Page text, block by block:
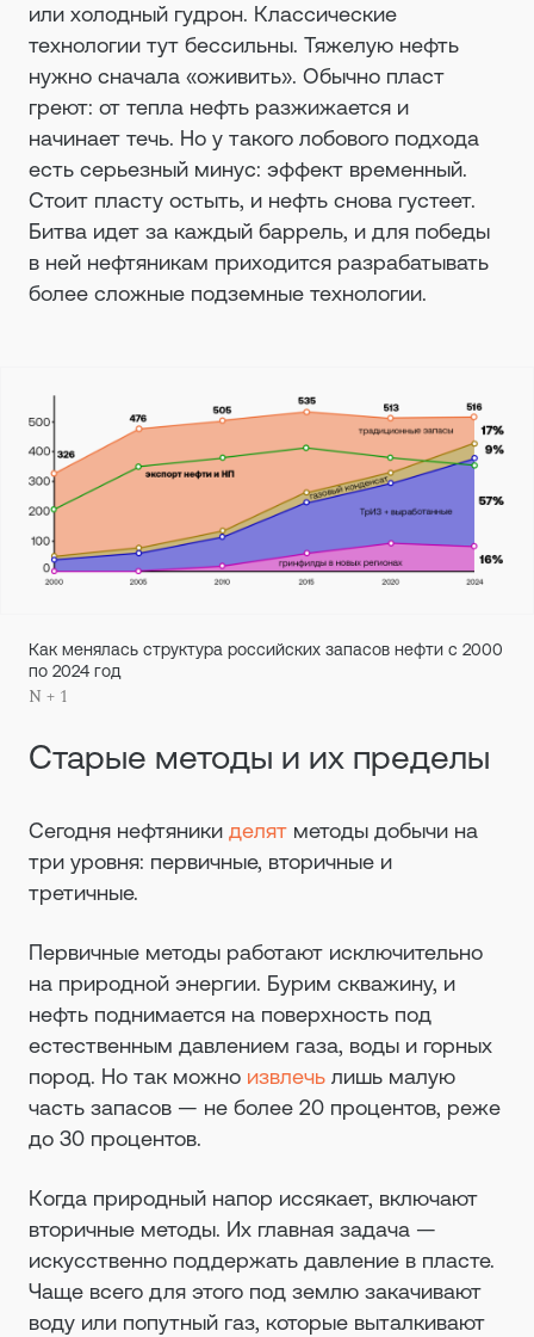
или холодный гудрон. Классические
технологии тут бессильны. Тяжелую нефть
нужно сначала «оживить». Обычно пласт
греют: от тепла нефть разжижается и
начинает течь. Но у такого лобового подхода
есть серьезный минус: эффект временный.
Стоит пласту остыть, и нефть снова густеет.
Битва идет за каждый баррель, и для победы
в ней нефтяникам приходится разрабатывать
более сложные подземные технологии.
Как менялась структура российских запасов нефти с 2000
по 2024 год
N + 1
Старые методы и их пределы
Сегодня нефтяники делят методы добычи на
три уровня: первичные, вторичные и
третичные.
Первичные методы работают исключительно
на природной энергии. Бурим скважину, и
нефть поднимается на поверхность под
естественным давлением газа, воды и горных
пород. Но так можно извлечь лишь малую
часть запасов — не более 20 процентов, реже
до 30 процентов.
Когда природный напор иссякает, включают
вторичные методы. Их главная задача —
искусственно поддержать давление в пласте.
Чаще всего для этого под землю закачивают
воду или попутный газ, которые выталкивают